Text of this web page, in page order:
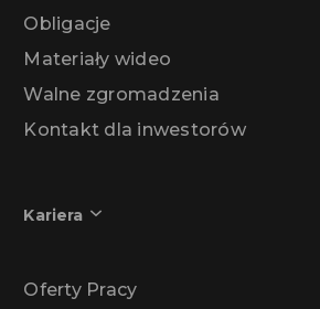
Obligacje
Materiały wideo
Walne zgromadzenia
Kontakt dla inwestorów
Kariera
Oferty Pracy